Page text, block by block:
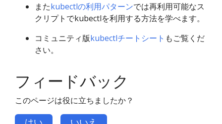
またkubectlの利用パターンでは再利用可能なス
クリプトでkubectlを利用する方法を学べます。
コミュニティ版kubectlチートシート もご覧くだ
さい。
フィードバック
このページは役に立ちましたか？